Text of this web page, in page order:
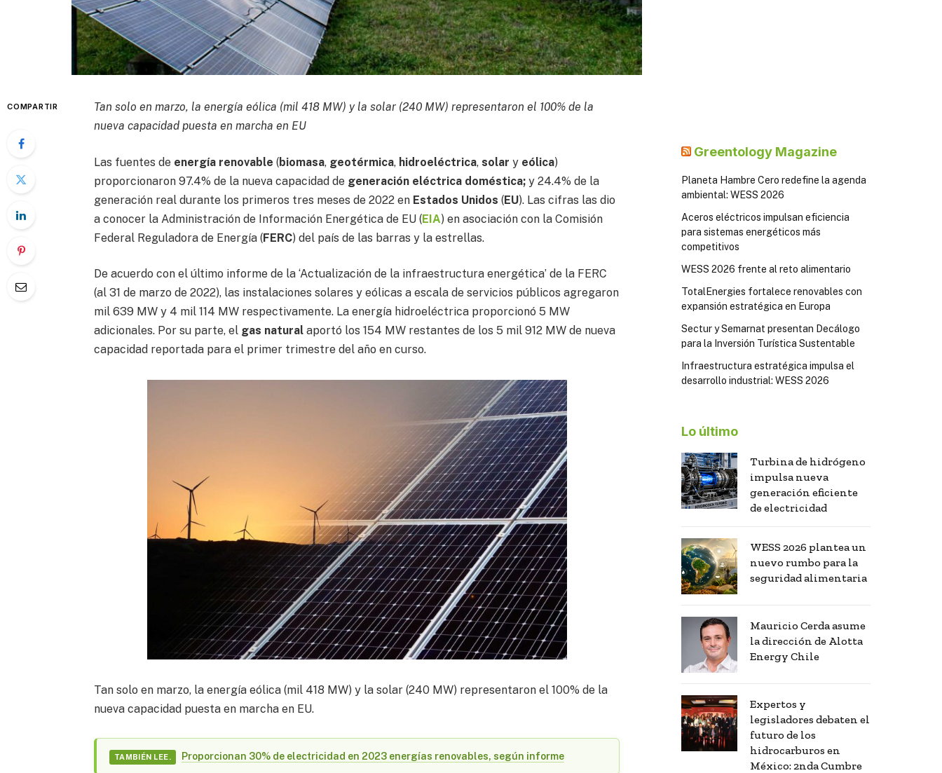
COMPARTIR
Tan solo en marzo, la energía eólica (mil 418 MW) y la solar (240 MW) representaron el 100% de la
nueva capacidad puesta en marcha en EU
Las fuentes de energía renovable (biomasa, geotérmica, hidroeléctrica,solar y eólica)
proporcionaron 97.4% de la nueva capacidad de generación eléctrica doméstica; y 24.4% de la
generación real durante los primeros tres meses de 2022 en Estados Unidos (EU). Las cifras las dio
a conocer la Administración de Información Energética de EU (EIA) en asociación con la Comisión
Federal Reguladora de Energía (FERC) del país de las barras y la estrellas.
De acuerdo con el último informe de la ‘Actualización de la infraestructura energética’ de la FERC
(al 31 de marzo de 2022), las instalaciones solares y eólicas a escala de servicios públicos agregaron
mil 639 MW y 4 mil 114 MW respectivamente. La energía hidroeléctrica proporcionó 5 MW
adicionales. Por su parte, el gas natural aportó los 154 MW restantes de los 5 mil 912 MW de nueva
capacidad reportada para el primer trimestre del año en curso.
Tan solo en marzo, la energía eólica (mil 418 MW) y la solar (240 MW) representaron el 100% de la
nueva capacidad puesta en marcha en EU.
TAMBIÉN LEE. Proporcionan 30% de electricidad en 2023 energías renovables, según informe
Greentology Magazine
Planeta Hambre Cero redefine la agenda
ambiental: WESS 2026
Aceros eléctricos impulsan eficiencia
para sistemas energéticos más
competitivos
WESS 2026 frente al reto alimentario
TotalEnergies fortalece renovables con
expansión estratégica en Europa
Sectur y Semarnat presentan Decálogo
para la Inversión Turística Sustentable
Infraestructura estratégica impulsa el
desarrollo industrial: WESS 2026
Lo último
Turbina de hidrógeno
impulsa nueva
generación eficiente
de electricidad
WESS 2026 plantea un
nuevo rumbo para la
seguridad alimentaria
Mauricio Cerda asume
la dirección de Alotta
Energy Chile
Expertos y
legisladores debaten el
futuro de los
hidrocarburos en
México: 2nda Cumbre